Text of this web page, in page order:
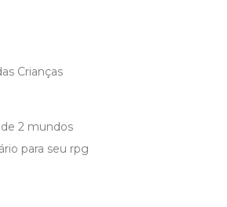
Crianças
2 mundos
para seu rpg